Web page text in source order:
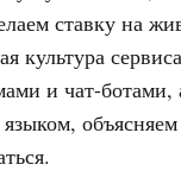
ставку на
культура
и чат-ботами,